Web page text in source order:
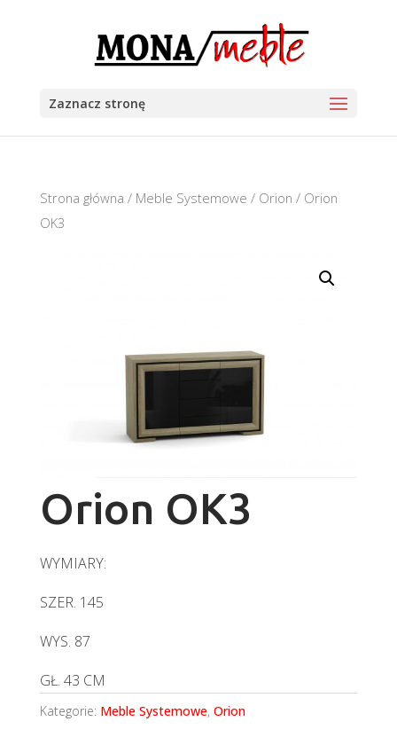
Zaznacz stronę
Strona główna / Meble Systemowe / Orion / Orion
OK3
Orion OK3
WYMIARY:
SZER. 145
WYS. 87
GŁ. 43 CM
Kategorie: Meble Systemowe, Orion